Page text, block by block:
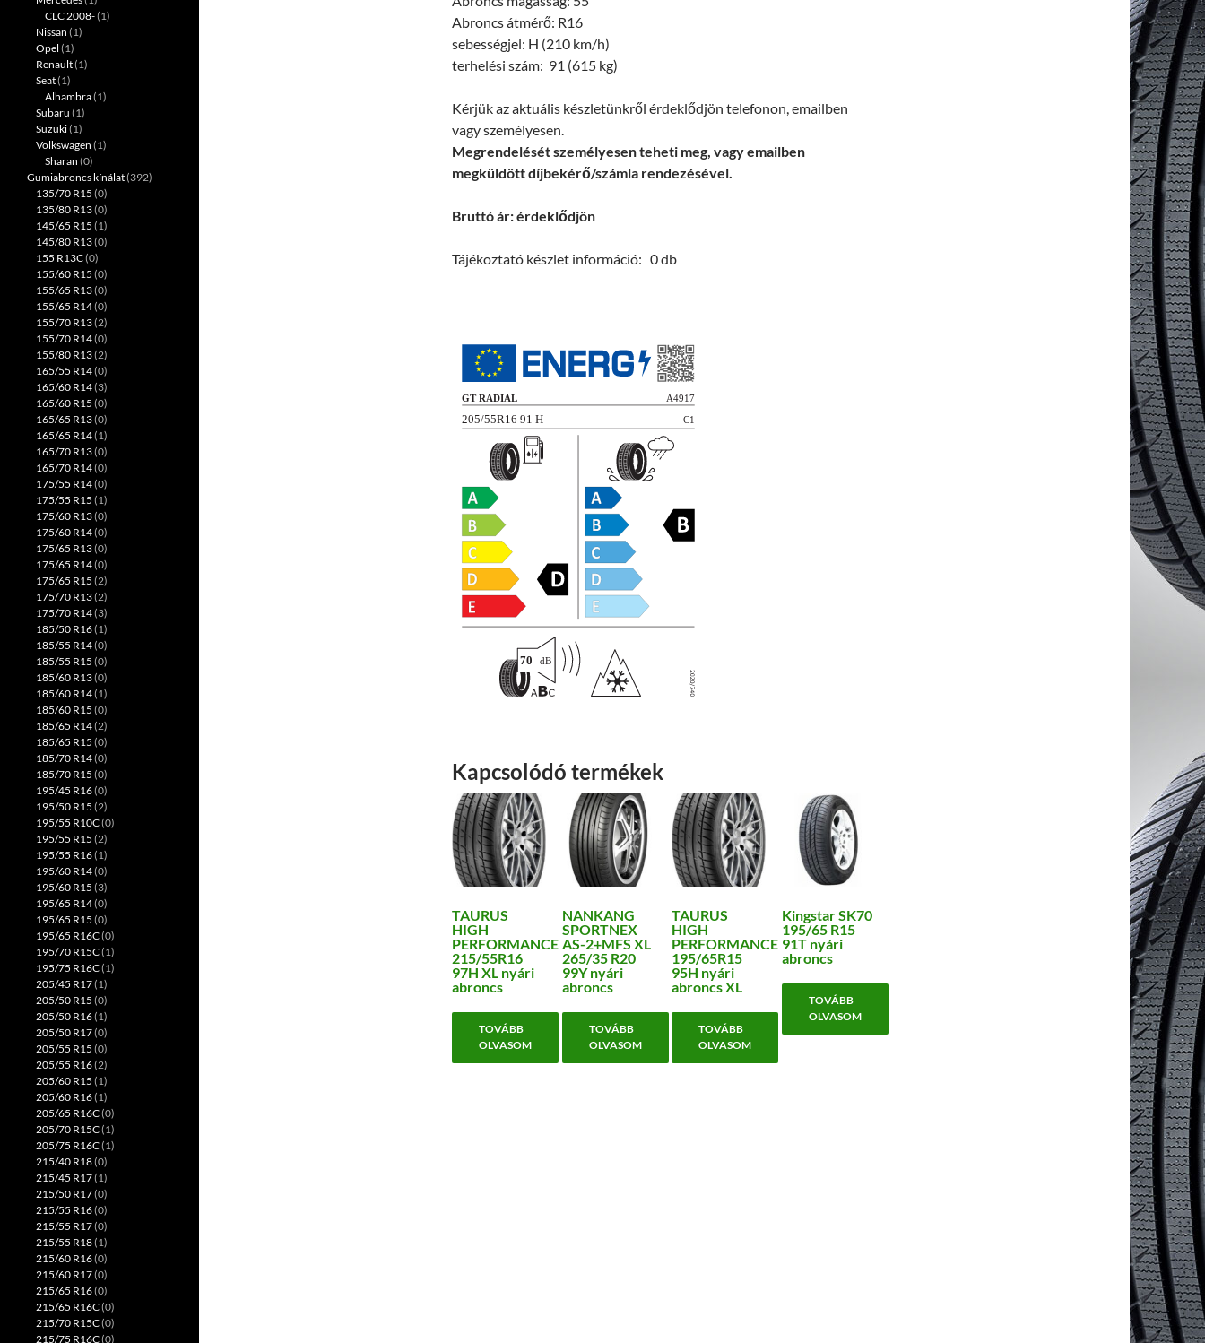
Abroncs átmérő: R16
sebességjel: H (210 km/h)
terhelési szám: 91 (615 kg)
Kérjük az aktuális készletünkről érdeklődjön telefonon, emailben
vagy személyesen.
Megrendelését személyesen teheti meg, vagy emailben
megküldött díjbekérő/számla rendezésével.
Bruttó ár: érdeklődjön
Tájékoztató készlet információ: 0 db
Kapcsolódó termékek
TAURUS
HIGH
PERFORMANCE
215/55R16
97H XL nyári
abroncs
TOVÁBB
OLVASOM
NANKANG
SPORTNEX
AS-2+MFS XL
265/35 R20
99Y nyári
abroncs
TOVÁBB
OLVASOM
TAURUS
HIGH
PERFORMANCE
195/65R15
95H nyári
abroncs XL
TOVÁBB
OLVASOM
Kingstar SK70
195/65 R15
91T nyári
abroncs
TOVÁBB
OLVASOM
CLC 2008-(1)
Nissan (1)
Opel (1)
Renault(1)
Seat(1)
Alhambra(1)
Subaru (1)
Suzuki(1)
Volkswagen (1)
Sharan (0)
Gumiabroncs kínálat(392)
135/70 R15 (0)
135/80 R13(0)
145/65 R15 (1)
145/80 R13(0)
155 R13C(0)
155/60 R15 (0)
155/65 R13(0)
155/65 R14(0)
155/70 R13(2)
155/70 R14(0)
155/80 R13(2)
165/55 R14(0)
165/60 R14(3)
165/60 R15 (0)
165/65 R13(0)
165/65 R14(1)
165/70 R13(0)
165/70 R14(0)
175/55 R14(0)
175/55 R15 (1)
175/60 R13(0)
175/60 R14(0)
175/65 R13(0)
175/65 R14(0)
175/65 R15 (2)
175/70 R13(2)
175/70 R14(3)
185/50 R16(1)
185/55 R14(0)
185/55 R15 (0)
185/60 R13(0)
185/60 R14(1)
185/60 R15 (0)
185/65 R14(2)
185/65 R15 (0)
185/70 R14(0)
185/70 R15 (0)
195/45 R16(0)
195/50 R15 (2)
195/55 R10C(0)
195/55 R15 (2)
195/55 R16(1)
195/60 R14(0)
195/60 R15 (3)
195/65 R14(0)
195/65 R15 (0)
195/65 R16C(0)
195/70 R15C(1)
195/75 R16C(1)
205/45 R17(1)
205/50 R15 (0)
205/50 R16(1)
205/50 R17(0)
205/55 R15 (0)
205/55 R16(2)
205/60 R15 (1)
205/60 R16(1)
205/65 R16C(0)
205/70 R15C(1)
205/75 R16C(1)
215/40 R18(0)
215/45 R17(1)
215/50 R17(0)
215/55 R16(0)
215/55 R17(0)
215/55 R18(1)
215/60 R16(0)
215/60 R17(0)
215/65 R16(0)
215/65 R16C(0)
215/70 R15C(0)
215/75 R16C(0)